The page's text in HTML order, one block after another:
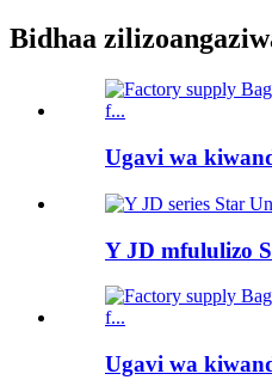
Bidhaa
Ugavi wa
Y JD mfululizo
Ugavi wa